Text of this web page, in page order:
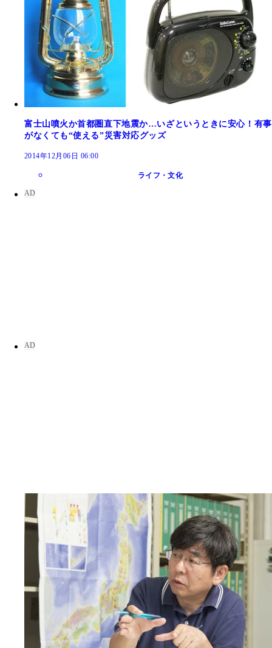
富士山噴火か首都圏直下地震か…いざというときに安心！有事
がなくても“使える”災害対応グッズ
2014年12月06日 06:00
ライフ・文化